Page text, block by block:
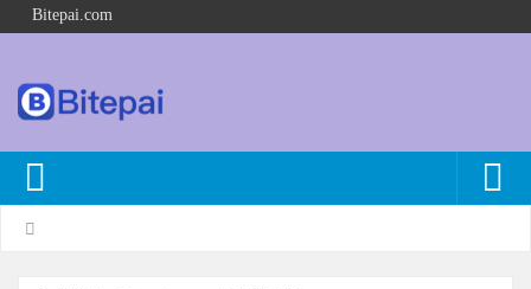
Bitepai.com